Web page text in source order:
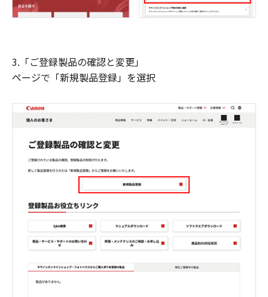
3.「ご登録製品の確認と変更」
ページで「新規製品登録」を選択